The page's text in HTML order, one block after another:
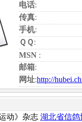
电话:
传真:
手机:
ＱＱ:
MSN :
邮箱:
网址:http://
》杂志 湖北省信鸽